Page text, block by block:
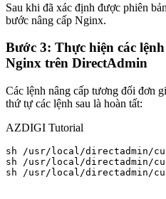
Sau khi đã xác định được phiên
bước nâng cấp Nginx.
Bước 3: Thực hiện các
Nginx trên DirectAdmin
Các lệnh nâng cấp tương đối đơn
thứ tự các lệnh sau là hoàn tất:
AZDIGI Tutorial
sh /usr/local/directadmin/
sh /usr/local/directadmin/
sh /usr/local/directadmin/